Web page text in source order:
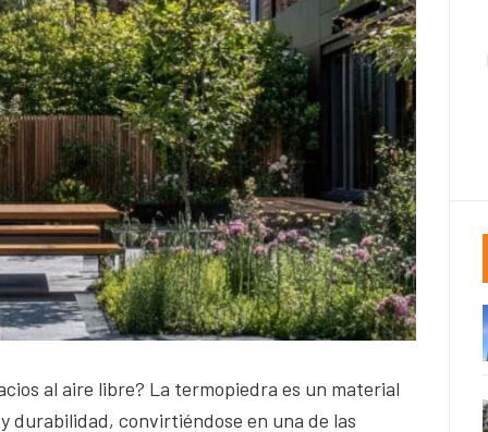
al aire libre? La termopiedra es un material
durabilidad, convirtiéndose en una de las